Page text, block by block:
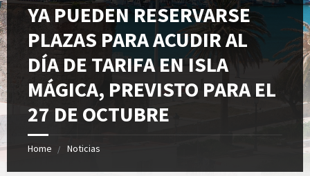
YA PUEDEN RESERVARSE
PLAZAS PARA ACUDIR AL
DÍA DE TARIFA EN ISLA
MÁGICA, PREVISTO PARA EL
27 DE OCTUBRE
Home Noticias